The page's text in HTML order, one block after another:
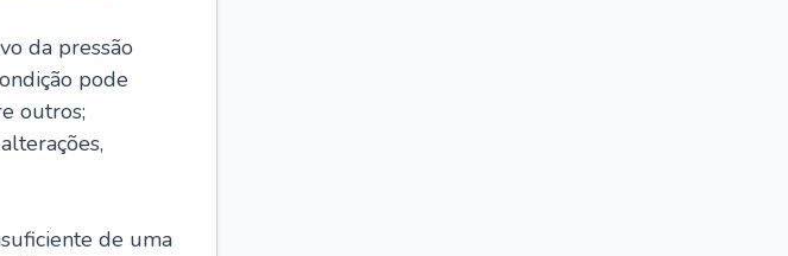
da pressão
pode
outros;
de uma